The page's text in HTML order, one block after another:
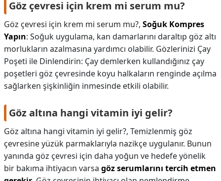
Göz çevresi için krem mi serum mu?
Göz çevresi için krem mi serum mu?, Soğuk Kompres
Yapın: Soğuk uygulama, kan damarlarını daraltıp göz altı
morlukların azalmasına yardımcı olabilir. Gözlerinizi Çay
Poşeti ile Dinlendirin: Çay demlerken kullandığınız çay
poşetleri göz çevresinde koyu halkaların renginde açılma
sağlarken şişkinliğin inmesinde etkili olabilir.
Göz altına hangi vitamin iyi gelir?
Göz altına hangi vitamin iyi gelir?, Temizlenmiş göz
çevresine yüzük parmaklarıyla nazikçe uygulanır. Bunun
yanında göz çevresi için daha yoğun ve hedefe yönelik
bir bakıma ihtiyacın varsa göz serumlarını tercih etmen